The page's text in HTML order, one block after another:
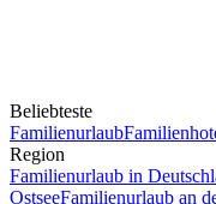
Beliebteste
Familienurlaub
Region
Familienurlaub in
OstseeFamilienurlaub an